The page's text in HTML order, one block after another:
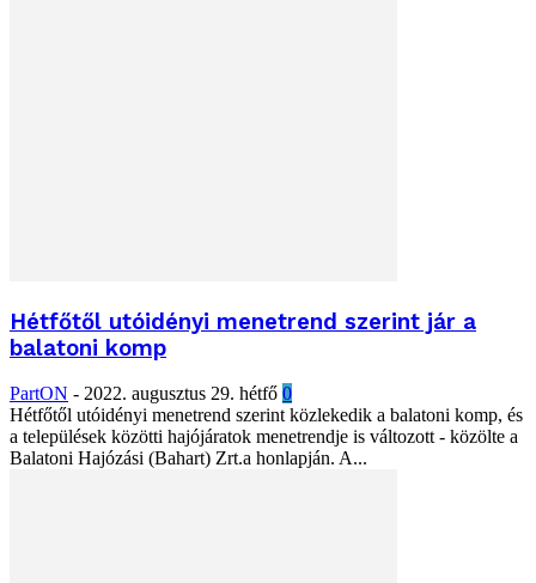
Hétfőtől utóidényi menetrend szerint jár a
balatoni komp
PartON - 2022. augusztus 29. hétfő 0
Hétfőtől utóidényi menetrend szerint közlekedik a balatoni komp, és
a települések közötti hajójáratok menetrendje is változott - közölte a
Balatoni Hajózási (Bahart) Zrt.a honlapján. A...